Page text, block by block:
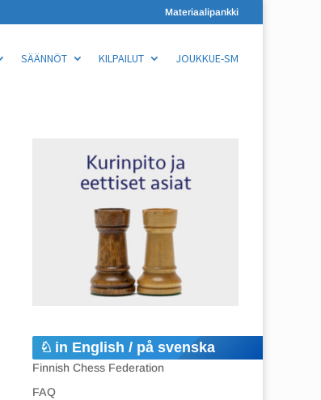
Materiaalipankki
SÄÄNNÖT KILPAILUT JOUKKUE-SM
in English / på svenska
Finnish Chess Federation
FAQ